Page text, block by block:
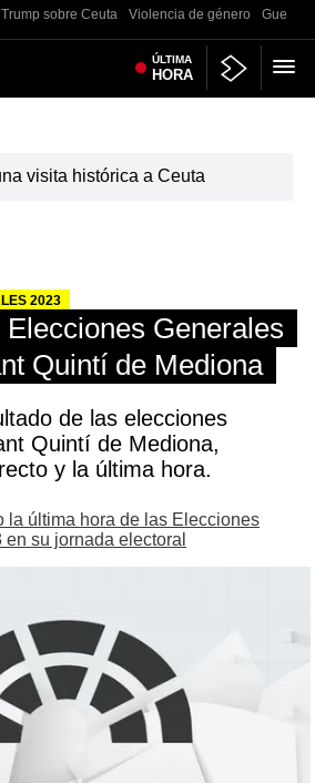
Trump sobre Ceuta Violencia de género Guerra
ÚLTIMA
HORA
visita histórica a Ceuta
2023
Generales
Quintí de Mediona
de las elecciones
Quintí de Mediona,
y la última hora.
la última hora de las Elecciones
su jornada electoral